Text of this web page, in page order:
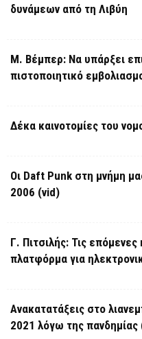
δυνάμεων από τη Λιβύη
Μ. Βέμπερ: Να υπάρξει
πιστοποιητικό
Δέκα καινοτομίες του
Οι Daft Punk στη μνήμη
2006 (vid)
Γ. Πιτσιλής: Τις
πλατφόρμα για
Ανακατατάξεις στο
2021 λόγω της